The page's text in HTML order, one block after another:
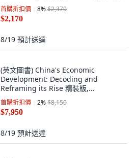
首購折扣價 8%$2,370
$2,170
8/19 預計送達
(英文圖書) China's Economic
Development: Decoding and
Reframing its Rise 精裝版,
Routledge, 英文
首購折扣價 2%$8,150
$7,950
8/19 預計送達